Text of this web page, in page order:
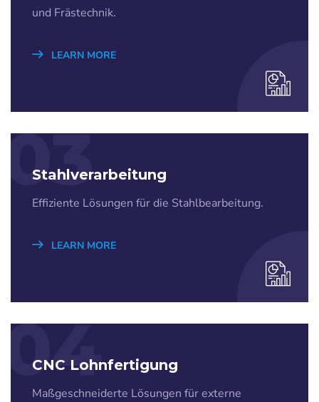
und Frästechnik.
LEARN MORE
03
Stahlverarbeitung
Effiziente Lösungen für die Stahlbearbeitung.
LEARN MORE
04
CNC Lohnfertigung
Maßgeschneiderte Lösungen für externe